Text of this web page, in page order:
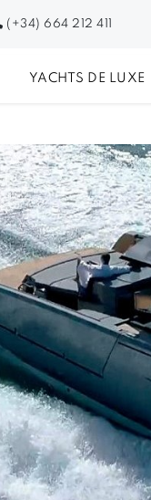
(+34) 664 212 411
YACHTS DE LUXE